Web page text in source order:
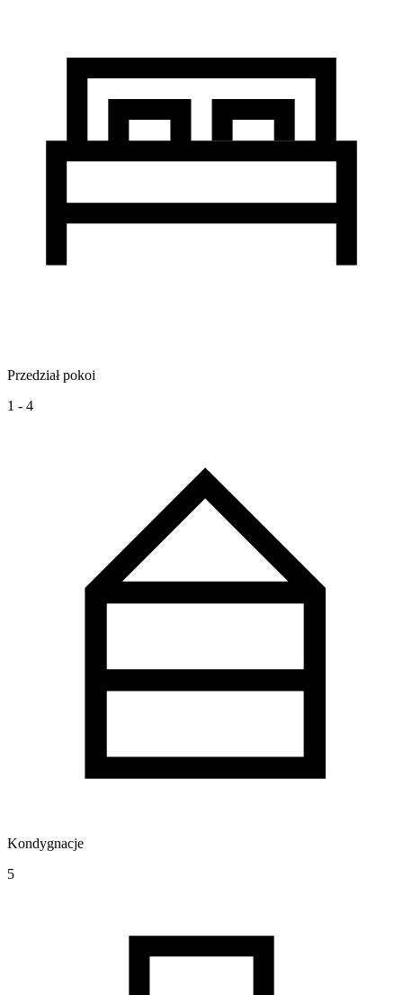
Przedział pokoi
1 - 4
Kondygnacje
5